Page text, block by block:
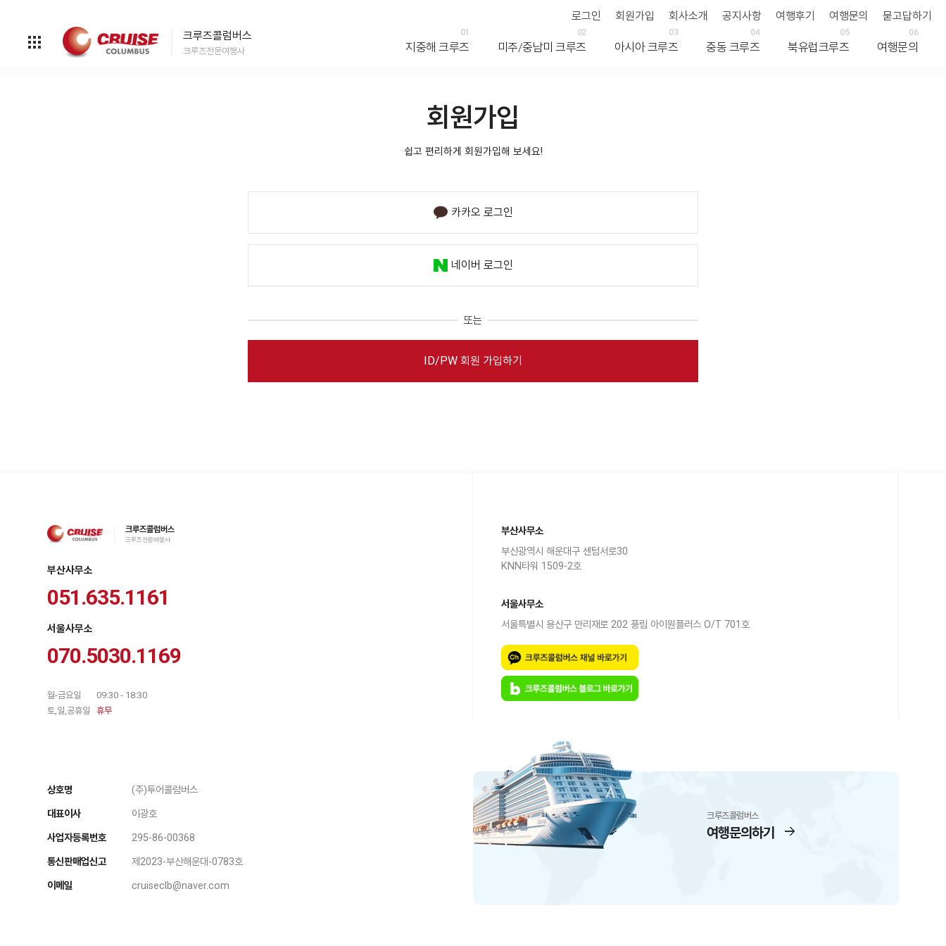
크루즈콜럼버스
크루즈전문여행사
01
지중해 크루즈
02
미주/중남미 크루즈
03
아시아 크루즈
04
중동 크루즈
05
북유럽크루즈
06
여행문의
로그인 회원가입 회사소개 공지사항 여행후기 여행문의 묻고답하기
회원가입
쉽고 편리하게 회원가입해 보세요!
카카오 로그인
네이버 로그인
또는
ID/PW 회원 가입하기
크루즈콜럼버스
크루즈전문여행사
부산사무소
051.635.1161
서울사무소
070.5030.1169
월-금요일
09:30 - 18:30
토,일,공휴일
휴무
부산사무소
부산광역시 해운대구 센텀서로30
KNN타워 1509-2호
서울사무소
서울특별시 용산구 만리재로 202 풍림 아이원플러스 O/T 701호
상호명
(주)투어콜럼버스
대표이사
이광호
사업자등록번호
295-86-00368
통신판매업신고
제2023-부산해운대-0783호
이메일
cruiseclb@naver.com
크루즈콜럼버스
여행문의하기